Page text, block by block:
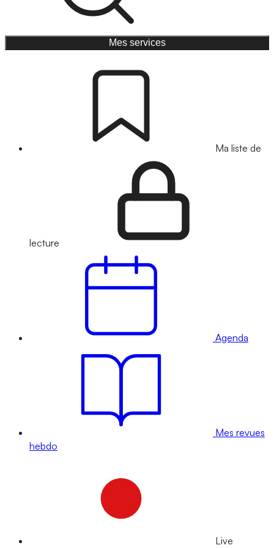
Mes services
Ma liste de
lecture
Agenda
Mes revues
hebdo
Live